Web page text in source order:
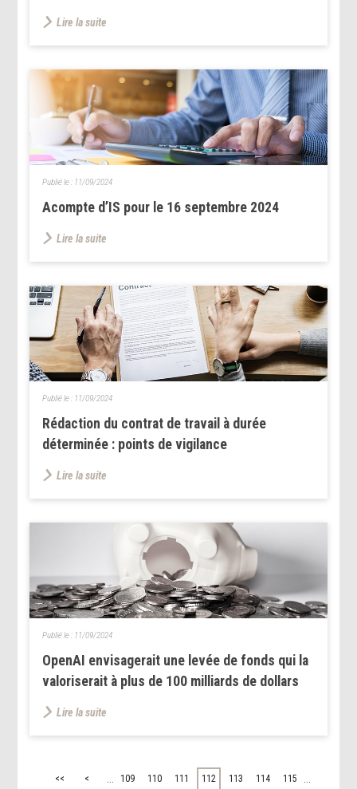
Lire la suite
Acompte d’IS pour le 16 septembre 2024
Publié le : 11/09/2024
Lire la suite
Rédaction du contrat de travail à durée
déterminée : points de vigilance
Publié le : 11/09/2024
Lire la suite
OpenAI envisagerait une levée de fonds qui la
valoriserait à plus de 100 milliards de dollars
Publié le : 11/09/2024
Lire la suite
<< < 109 110 111 112 113 114 115